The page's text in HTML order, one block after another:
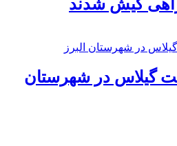
راهی کیش شدند
گیلاس در شهرستان